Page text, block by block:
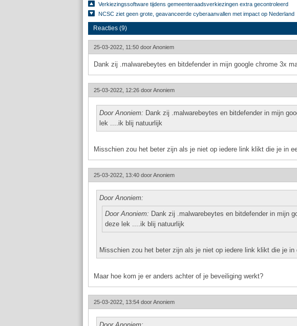
Verkiezingssoftware tijdens gemeenteraadsverkiezingen extra gecontroleerd
NCSC ziet geen grote, geavanceerde cyberaanvallen met impact op Nederland
Reacties (9)
25-03-2022, 11:50 doorAnoniem
Dank zij .malwarebeytes en bitdefender in mijn google chrome 3x
25-03-2022, 12:26 doorAnoniem
Door Anoniem: Dank zij .malwarebeytes en bitdefender in mijn
lek ....ik blij natuurlijk
Misschien zou het beter zijn als je niet op iedere link klikt die je in
25-03-2022, 13:40 doorAnoniem
Door Anoniem:
Door Anoniem: Dank zij .malwarebeytes en bitdefender in mijn
deze lek ....ik blij natuurlijk
Misschien zou het beter zijn als je niet op iedere link klikt die je in
Maar hoe kom je er anders achter of je beveiliging werkt?
25-03-2022, 13:54 doorAnoniem